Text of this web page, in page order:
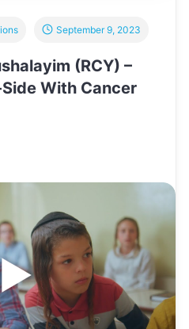
(RCY) –
With Cancer
September 9, 2023